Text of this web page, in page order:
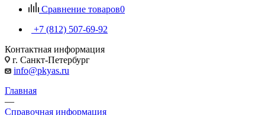
Сравнение товаров0
+7 (812) 507-69-92
Контактная информация
г. Санкт-Петербург
info@pkyas.ru
Главная
—
Справочная информация